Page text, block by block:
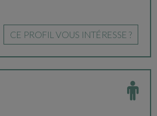
CE PROFIL VOUS INTÉRESSE ?